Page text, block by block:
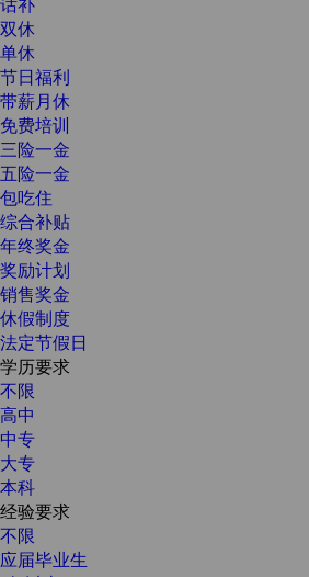
双休
单休
节日福利
带薪月休
免费培训
三险一金
五险一金
包吃住
综合补贴
年终奖金
奖励计划
销售奖金
休假制度
法定节假日
学历要求
不限
高中
中专
大专
本科
经验要求
不限
应届毕业生